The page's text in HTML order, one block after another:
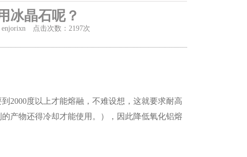
冰晶石呢？
点击次数：2197次
度以上才能熔融，不难设想，这就要求耐高
产物还得冷却才能使用。），因此降低氧化铝熔